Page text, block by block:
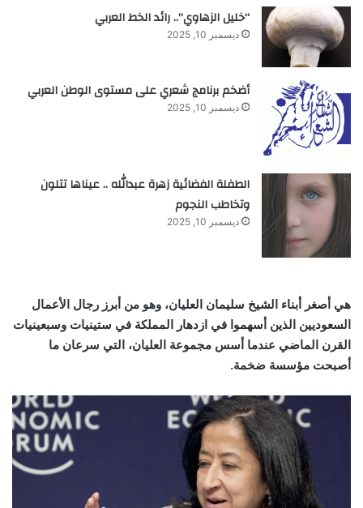
“خليل الزهاوي”.. رائد الخط العربي
ديسمبر 10, 2025
أضخم برنامج شعري على مستوى الوطن العربي
ديسمبر 10, 2025
الطفلة الفضائية زهرة عبدالله .. عيناها تتلون
وتخاطب النجوم
ديسمبر 10, 2025
هي أصغر أبناء الشيخ سليمان العليان، وهو من أبرز رجال الأعمال
السعوديين الذين أسهموا في ازدهار المملكة في ستينيات وسبعينيات
القرن الماضي عندما أسس مجموعة العليان، التي سرعان ما
أصبحت مؤسسة ضخمة.